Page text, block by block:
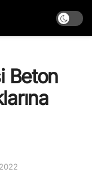
Beton